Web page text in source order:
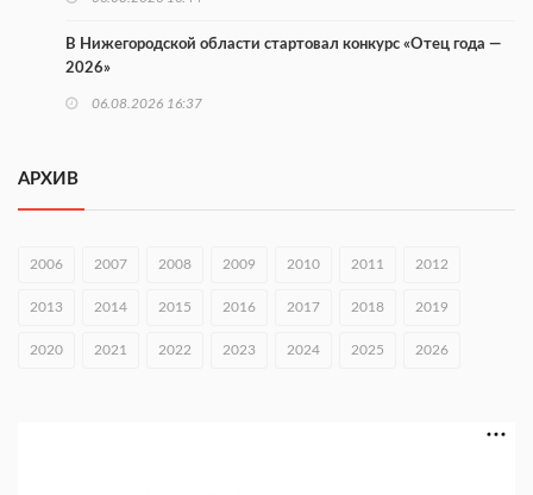
В Нижегородской области стартовал конкурс «Отец года —
2026»
06.08.2026 16:37
раза
АРХИВ
2006 2007 2008 2009 2010 2011 2012
2013 2014 2015 2016 2017 2018 2019
2020 2021 2022 2023 2024 2025 2026